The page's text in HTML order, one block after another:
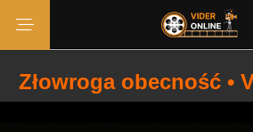
Złowroga obecność •